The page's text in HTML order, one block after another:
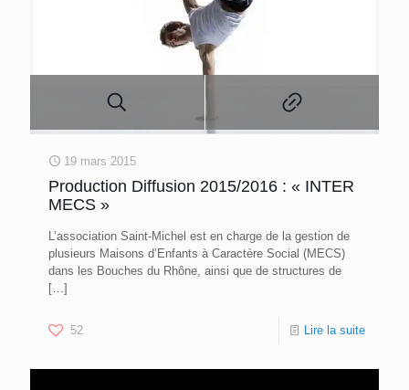
19 mars 2015
Production Diffusion 2015/2016 : « INTER
MECS »
L’association Saint-Michel est en charge de la gestion de
plusieurs Maisons d’Enfants à Caractère Social (MECS)
dans les Bouches du Rhône, ainsi que de structures de
[…]
52 Lire la suite